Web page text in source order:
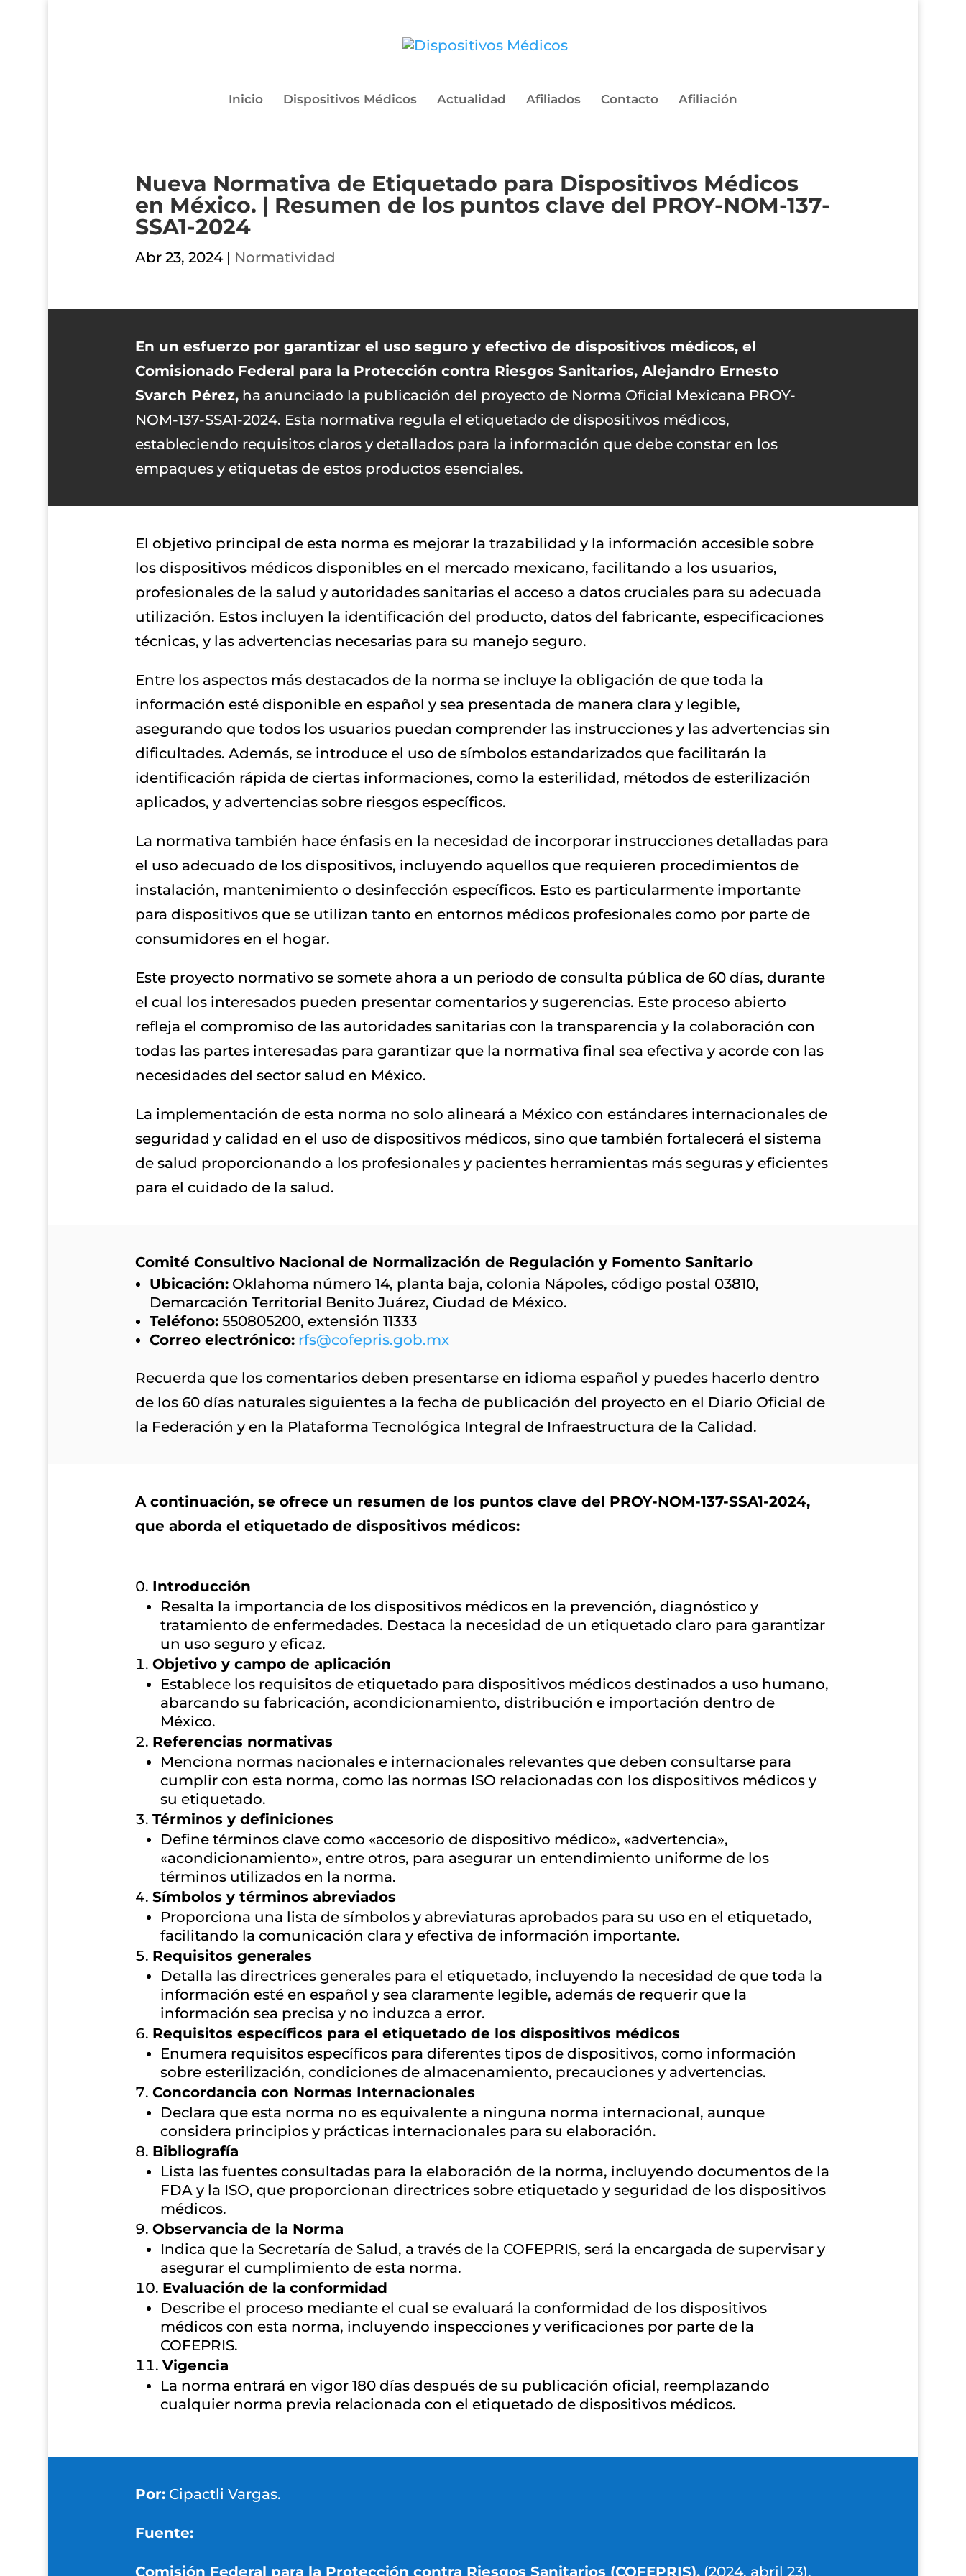
Inicio Dispositivos Médicos Actualidad Afiliados Contacto Afiliación
Nueva Normativa de Etiquetado para Dispositivos Médicos
en México. | Resumen de los puntos clave del PROY-NOM-137-
SSA1-2024
Abr 23, 2024| Normatividad
En un esfuerzo por garantizar el uso seguro y efectivo de dispositivos médicos, el
Comisionado Federal para la Protección contra Riesgos Sanitarios, Alejandro Ernesto
Svarch Pérez, ha anunciado la publicación del proyecto de Norma Oficial Mexicana PROY-
NOM-137-SSA1-2024. Esta normativa regula el etiquetado de dispositivos médicos,
estableciendo requisitos claros y detallados para la información que debe constar en los
empaques y etiquetas de estos productos esenciales.
El objetivo principal de esta norma es mejorar la trazabilidad y la información accesible sobre
los dispositivos médicos disponibles en el mercado mexicano, facilitando a los usuarios,
profesionales de la salud y autoridades sanitarias el acceso a datos cruciales para su adecuada
utilización. Estos incluyen la identificación del producto, datos del fabricante, especificaciones
técnicas, y las advertencias necesarias para su manejo seguro.
Entre los aspectos más destacados de la norma se incluye la obligación de que toda la
información esté disponible en español y sea presentada de manera clara y legible,
asegurando que todos los usuarios puedan comprender las instrucciones y las advertencias sin
dificultades. Además, se introduce el uso de símbolos estandarizados que facilitarán la
identificación rápida de ciertas informaciones, como la esterilidad, métodos de esterilización
aplicados, y advertencias sobre riesgos específicos.
La normativa también hace énfasis en la necesidad de incorporar instrucciones detalladas para
el uso adecuado de los dispositivos, incluyendo aquellos que requieren procedimientos de
instalación, mantenimiento o desinfección específicos. Esto es particularmente importante
para dispositivos que se utilizan tanto en entornos médicos profesionales como por parte de
consumidores en el hogar.
Este proyecto normativo se somete ahora a un periodo de consulta pública de 60 días, durante
el cual los interesados pueden presentar comentarios y sugerencias. Este proceso abierto
refleja el compromiso de las autoridades sanitarias con la transparencia y la colaboración con
todas las partes interesadas para garantizar que la normativa final sea efectiva y acorde con las
necesidades del sector salud en México.
La implementación de esta norma no solo alineará a México con estándares internacionales de
seguridad y calidad en el uso de dispositivos médicos, sino que también fortalecerá el sistema
de salud proporcionando a los profesionales y pacientes herramientas más seguras y eficientes
para el cuidado de la salud.
Comité Consultivo Nacional de Normalización de Regulación y Fomento Sanitario
Ubicación: Oklahoma número 14, planta baja, colonia Nápoles, código postal 03810,
Demarcación Territorial Benito Juárez, Ciudad de México.
Teléfono: 550805200, extensión 11333
Correo electrónico: rfs@cofepris.gob.mx
Recuerda que los comentarios deben presentarse en idioma español y puedes hacerlo dentro
de los 60 días naturales siguientes a la fecha de publicación del proyecto en el Diario Oficial de
la Federación y en la Plataforma Tecnológica Integral de Infraestructura de la Calidad.
A continuación, se ofrece un resumen de los puntos clave del PROY-NOM-137-SSA1-2024,
que aborda el etiquetado de dispositivos médicos:
Introducción
Resalta la importancia de los dispositivos médicos en la prevención, diagnóstico y
tratamiento de enfermedades. Destaca la necesidad de un etiquetado claro para garantizar
un uso seguro y eficaz.
Objetivo y campo de aplicación
Establece los requisitos de etiquetado para dispositivos médicos destinados a uso humano,
abarcando su fabricación, acondicionamiento, distribución e importación dentro de
México.
Referencias normativas
Menciona normas nacionales e internacionales relevantes que deben consultarse para
cumplir con esta norma, como las normas ISO relacionadas con los dispositivos médicos y
su etiquetado.
Términos y definiciones
Define términos clave como «accesorio de dispositivo médico», «advertencia»,
«acondicionamiento», entre otros, para asegurar un entendimiento uniforme de los
términos utilizados en la norma.
Símbolos y términos abreviados
Proporciona una lista de símbolos y abreviaturas aprobados para su uso en el etiquetado,
facilitando la comunicación clara y efectiva de información importante.
Requisitos generales
Detalla las directrices generales para el etiquetado, incluyendo la necesidad de que toda la
información esté en español y sea claramente legible, además de requerir que la
información sea precisa y no induzca a error.
Requisitos específicos para el etiquetado de los dispositivos médicos
Enumera requisitos específicos para diferentes tipos de dispositivos, como información
sobre esterilización, condiciones de almacenamiento, precauciones y advertencias.
Concordancia con Normas Internacionales
Declara que esta norma no es equivalente a ninguna norma internacional, aunque
considera principios y prácticas internacionales para su elaboración.
Bibliografía
Lista las fuentes consultadas para la elaboración de la norma, incluyendo documentos de la
FDA y la ISO, que proporcionan directrices sobre etiquetado y seguridad de los dispositivos
médicos.
Observancia de la Norma
Indica que la Secretaría de Salud, a través de la COFEPRIS, será la encargada de supervisar y
asegurar el cumplimiento de esta norma.
Evaluación de la conformidad
Describe el proceso mediante el cual se evaluará la conformidad de los dispositivos
médicos con esta norma, incluyendo inspecciones y verificaciones por parte de la
COFEPRIS.
Vigencia
La norma entrará en vigor 180 días después de su publicación oficial, reemplazando
cualquier norma previa relacionada con el etiquetado de dispositivos médicos.
Por: Cipactli Vargas.
Fuente:
Comisión Federal para la Protección contra Riesgos Sanitarios (COFEPRIS). (2024, abril 23).